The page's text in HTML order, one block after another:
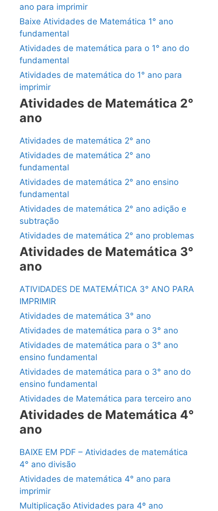
ano para imprimir
Baixe Atividades de Matemática 1° ano
fundamental
Atividades de matemática para o 1° ano do
fundamental
Atividades de matemática do 1° ano para
imprimir
Atividades de Matemática 2°
ano
Atividades de matemática 2° ano
Atividades de matemática 2° ano
fundamental
Atividades de matemática 2° ano ensino
fundamental
Atividades de matemática 2° ano adição e
subtração
Atividades de matemática 2° ano problemas
Atividades de Matemática 3°
ano
ATIVIDADES DE MATEMÁTICA 3° ANO PARA
IMPRIMIR
Atividades de matemática 3° ano
Atividades de matemática para o 3° ano
Atividades de matemática para o 3° ano
ensino fundamental
Atividades de matemática para o 3° ano do
ensino fundamental
Atividades de Matemática para terceiro ano
Atividades de Matemática 4°
ano
BAIXE EM PDF – Atividades de matemática
4° ano divisão
Atividades de matemática 4° ano para
imprimir
Multiplicação Atividades para 4º ano